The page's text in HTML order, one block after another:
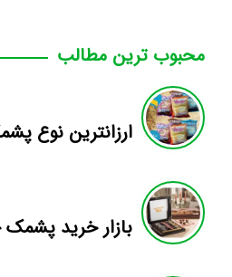
محبوب ترین مطالب
بازار خرید